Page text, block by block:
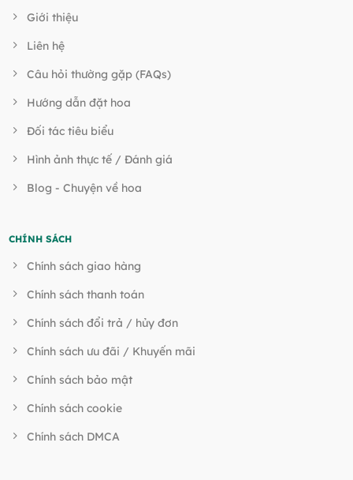
Giới thiệu
Liên hệ
Câu hỏi thường gặp (FAQs)
Hướng dẫn đặt hoa
Đối tác tiêu biểu
Hình ảnh thực tế / Đánh giá
Blog - Chuyện về hoa
CHÍNH SÁCH
Chính sách giao hàng
Chính sách thanh toán
Chính sách đổi trả / hủy đơn
Chính sách ưu đãi / Khuyến mãi
Chính sách bảo mật
Chính sách cookie
Chính sách DMCA